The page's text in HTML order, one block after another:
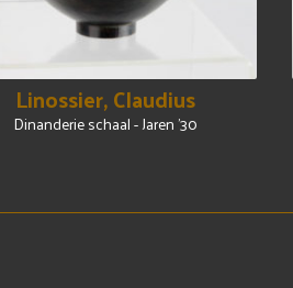
Linossier, Claudius
Dinanderie schaal - Jaren '30